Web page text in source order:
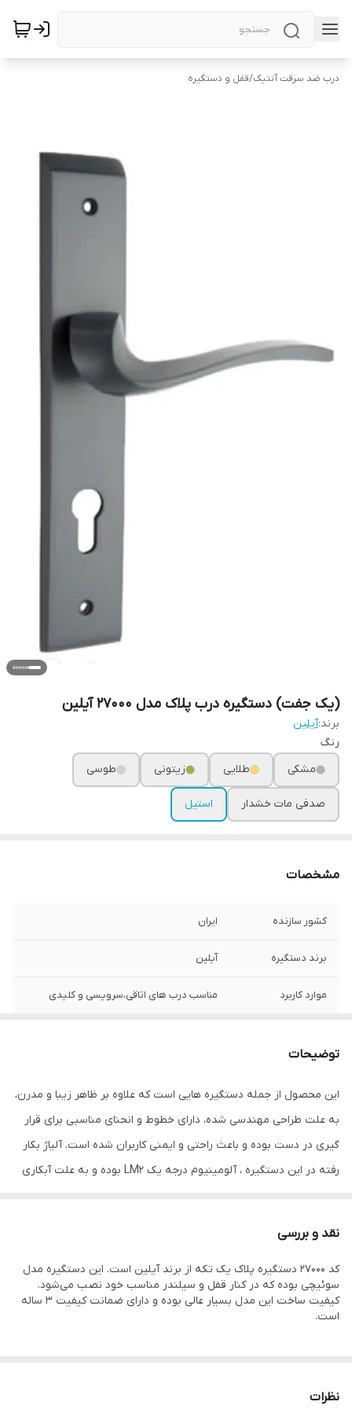
درب ضد سرقت آنتیک/قفل و دستگیره
(یک جفت) دستگیره درب پلاک مدل 27000 آیلین
برند:آیلین
رنگ
مشکی
طلایی زیتونی طوسی
صدفی مات خشدار استیل
مشخصات
کشور سازنده ایران
برند دستگیره آیلین
موارد کاربرد مناسب درب های اتاقی،سرویسی و کلیدی
توضیحات
این محصول از جمله دستگیره هایی است که علاوه بر ظاهر زیبا و مدرن،
به علت طراحی مهندسی شده، دارای خطوط و انحنای مناسبی برای قرار
گیری در دست بوده و باعث راحتی و ایمنی کاربران شده است. آلیاژ بکار
رفته در این دستگیره‌ ، آلومینیوم درجه یک LM2 بوده و به علت آبکاری
این دستگیره در سه مدل کلیدی ، سوئیچی و سرویسی تهیه شده و از
رنگ های بسیار متنوعی نیز برخوردار است و می‌توان از آن برای نصب
روی انواع درب های چوبی و فلزی استفاده نمود.
نقد و بررسی
کد 27000 دستگیره پلاک یک تکه از برند آیلین است. این دستگیره مدل
سوئیچی بوده که در کنار قفل و سیلندر مناسب خود نصب می‌شود.
کیفیت ساخت این مدل بسیار عالی بوده و دارای ضمانت کیفیت 3 ساله
است.
نظرات